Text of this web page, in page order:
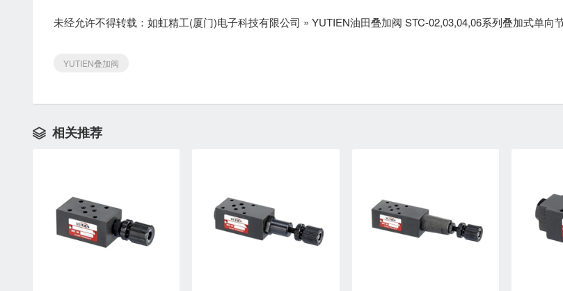
未经允许不得转载： 如虹精工(厦门)电子科技有限公司 » YUTIEN油田叠加阀 STC-02,03,04,06系列叠加式单向
YUTIEN叠加阀
 相关推荐